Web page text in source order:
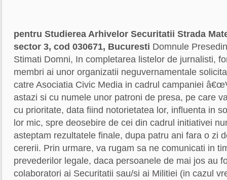
pentru Studierea Arhivelor Securitatii Strada
sector 3, cod 030671, Bucuresti Domnule
Stimati Domni, In completarea listelor de jurnalisti,
membri ai unor organizatii neguvernamentale
catre Asociatia Civic Media in cadrul campaniei
astazi si cu numele unor patroni de presa, pe care
cu prioritate, data fiind notorietatea lor, influenta in
lor mic, spre deosebire de cei din cadrul initiativei
asteptam rezultatele finale, dupa patru ani fara o zi
cererii. Prin urmare, va rugam sa ne comunicati in
prevederilor legale, daca persoanele de mai jos au
colaboratori ai Securitatii sau/si ai Militiei (in cazul